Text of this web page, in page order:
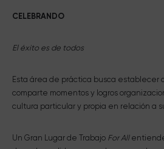
CELEBRANDO
El éxito es de todos
Esta área de práctica busca establecer
comparte momentos y logros
cultura particular y propia en relación a
Un Gran Lugar de Trabajo For All